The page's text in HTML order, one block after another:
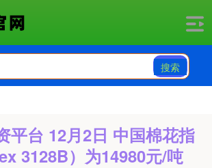
搜索
平台 12月2日 中国棉花指
3128B）为14980元/吨